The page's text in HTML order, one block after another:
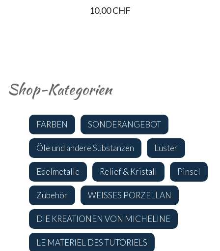
10,00 CHF
Shop-Kategorien
FARBEN SONDERANGEBOT
Öle und andere Substanzen Lüster
Edelmetalle Relief & Kristall Pinsel
Zubehör WEISSES PORZELLAN
DIE KREATIONEN VON MICHELINE
LE MATERIEL DES TUTORIELS